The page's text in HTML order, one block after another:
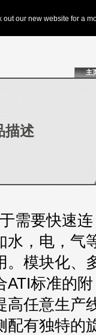
主
描述
需要快速连
水，电，气
。模块化、
ATI标准的附
高任意生产
配有独特的